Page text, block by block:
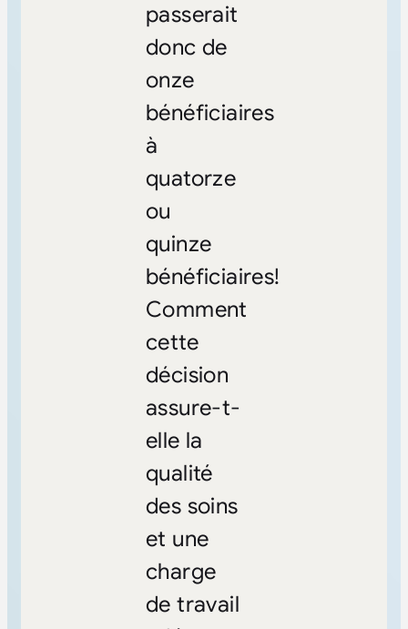
passerait
donc de
onze
bénéficiaires
à
quatorze
ou
quinze
bénéficiaires!
Comment
cette
décision
assure-t-
elle la
qualité
des soins
et une
charge
de travail